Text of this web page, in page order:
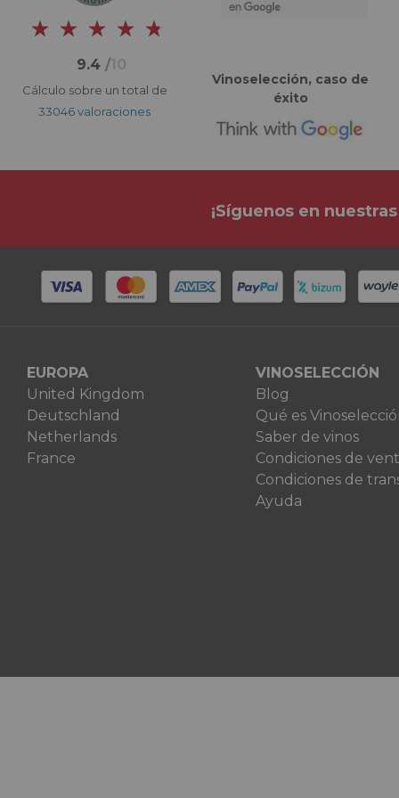
9.4 /10
Cálculo sobre un total de
33046 valoraciones
Vinoselección, caso de
éxito
¡Síguenos en
EUROPA
United Kingdom
Deutschland
Netherlands
France
VINOSELECCIÓN
Blog
Qué es
Saber de vinos
Condiciones de
Condiciones de
Ayuda